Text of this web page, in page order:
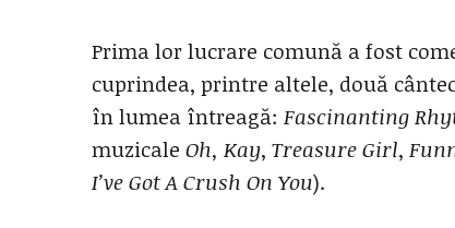
Prima lor lucrare comună a fost
cuprindea, printre altele, două
în lumea întreagă: Fascinanting
muzicale Oh, Kay, Treasure Girl,
I’ve Got A Crush On You).